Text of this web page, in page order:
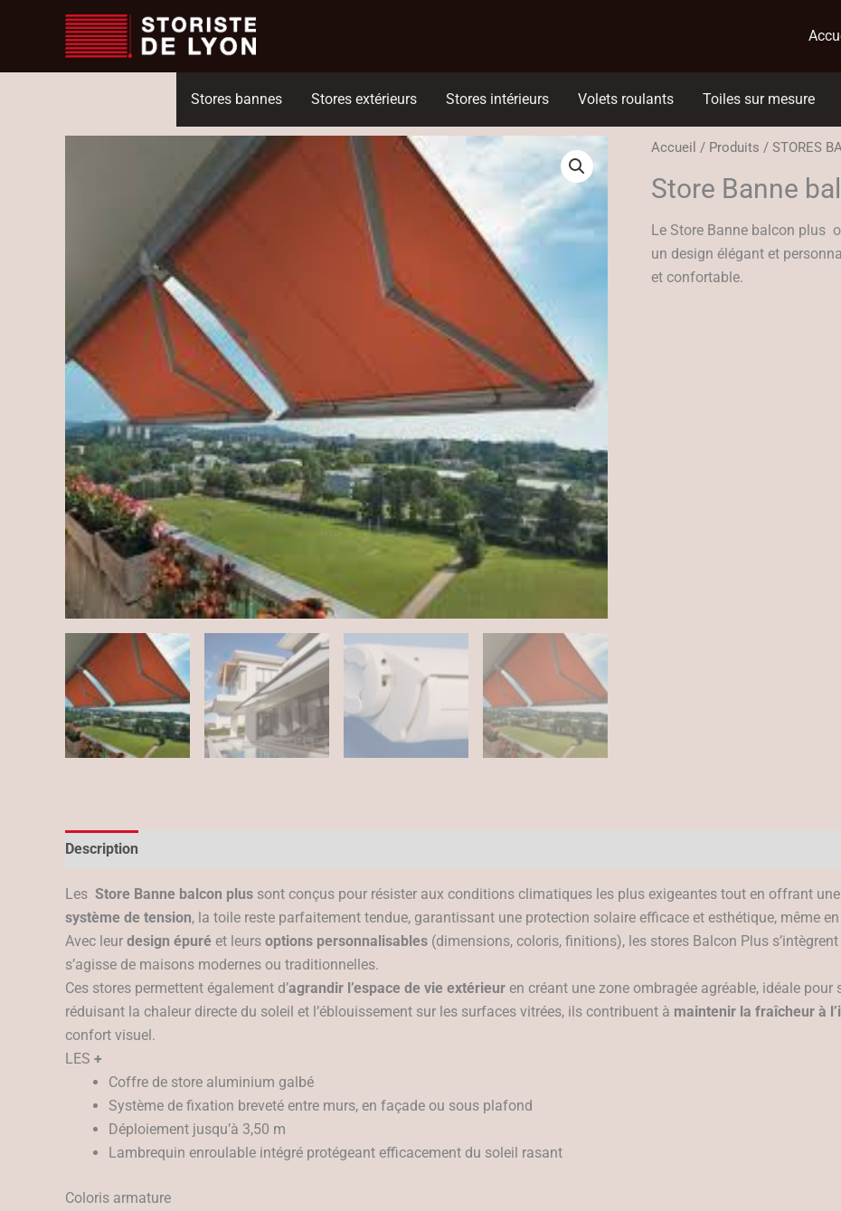
Stores bannes Stores extérieurs Stores intérieurs Volets roulants Toiles sur mesure
Accueil / Produits / STORES
Store Banne
Le Store Banne balcon plus
un design élégant et
et confortable.
Description
Les Store Banne balcon plus sont conçus pour résister aux conditions climatiques les plus exigeantes tout en offrant une
système de tension, la toile reste parfaitement tendue, garantissant une protection solaire efficace et esthétique, même
Avec leur design épuré et leurs options personnalisables (dimensions, coloris, finitions), les stores Balcon Plus
s’agisse de maisons modernes ou traditionnelles.
Ces stores permettent également d’agrandir l’espace de vie extérieur en créant une zone ombragée agréable, idéale
réduisant la chaleur directe du soleil et l’éblouissement sur les surfaces vitrées, ils contribuent à maintenir la fraîcheur à
confort visuel.
LES +
Coffre de store aluminium galbé
Système de fixation breveté entre murs, en façade ou sous plafond
Déploiement jusqu’à 3,50 m
Lambrequin enroulable intégré protégeant efficacement du soleil rasant
Coloris armature